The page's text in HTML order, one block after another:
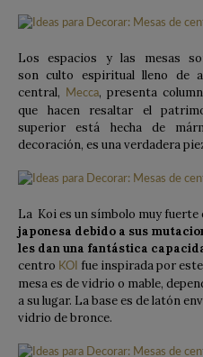
Los espacios y las mesas
sonculto espiritual lleno de
central,
Mecca, presenta
que hacen resaltar el
superior está hecha de
decoración, es una verdadera
La Koi es un símbolo muy fuerte
japonesa debido a sus
les dan una fantástica
centro KOI
fue inspirada por
mesa es de vidrio o mable,
a su lugar. La base es de latón
vidrio de bronce.